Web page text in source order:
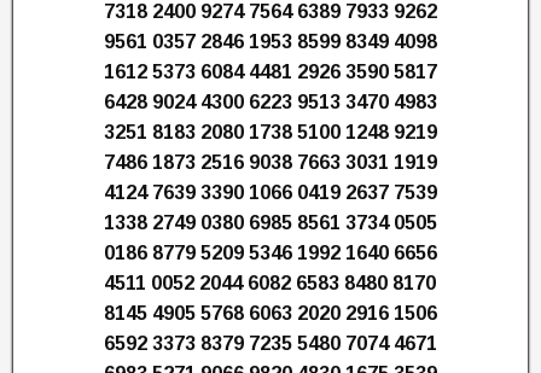
7318 2400 9274 7564 6389 7933 9262
9561 0357 2846 1953 8599 8349 4098
1612 5373 6084 4481 2926 3590 5817
6428 9024 4300 6223 9513 3470 4983
3251 8183 2080 1738 5100 1248 9219
7486 1873 2516 9038 7663 3031 1919
4124 7639 3390 1066 0419 2637 7539
1338 2749 0380 6985 8561 3734 0505
0186 8779 5209 5346 1992 1640 6656
4511 0052 2044 6082 6583 8480 8170
8145 4905 5768 6063 2020 2916 1506
6592 3373 8379 7235 5480 7074 4671